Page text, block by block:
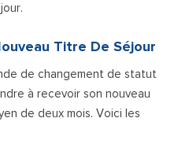
Titre De Séjour
de changement de statut
à recevoir son nouveau
de deux mois. Voici les